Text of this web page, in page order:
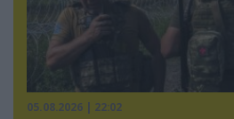
05.08.2026 | 22:02